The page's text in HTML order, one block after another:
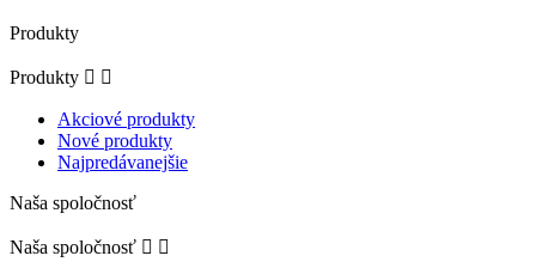
Produkty
Produkty  
Akciové produkty
Nové produkty
Najpredávanejšie
Naša spoločnosť
Naša spoločnosť  